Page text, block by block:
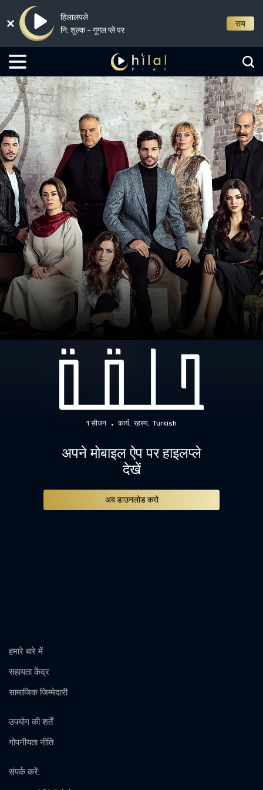
हिलालपले
नि: शुल्क - गूगल प्ले पर
राय
1 सीजन कार्य रहस्य Turkish
अपने मोबाइल ऐप पर हाइलप्ले
देखें
अब डाउनलोड करो
हमारे बारे में
सहायता केंद्र
सामाजिक जिम्मेदारी
उपयोग की शर्तें
गोपनीयता नीति
संपर्क करें: